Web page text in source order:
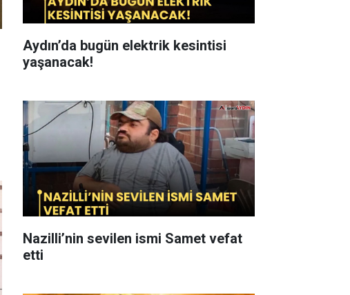
Aydın’da bugün elektrik kesintisi
yaşanacak!
Nazilli’nin sevilen ismi Samet vefat
etti